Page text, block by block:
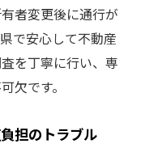
者変更後に通行が
で安心して不動産
を丁寧に行い、専
欠です。
担のトラブル